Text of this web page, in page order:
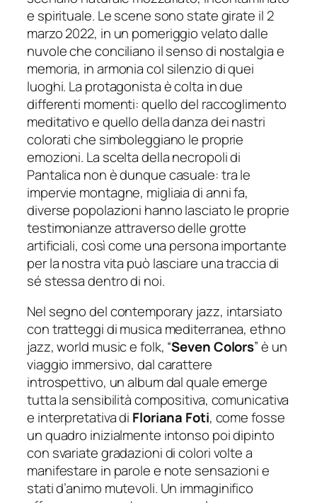
e spirituale. Le scene sono state girate il 2
marzo 2022, in un pomeriggio velato dalle
nuvole che conciliano il senso di nostalgia e
memoria, in armonia col silenzio di quei
luoghi. La protagonista è colta in due
differenti momenti: quello del raccoglimento
meditativo e quello della danza dei nastri
colorati che simboleggiano le proprie
emozioni. La scelta della necropoli di
Pantalica non è dunque casuale: tra le
impervie montagne, migliaia di anni fa,
diverse popolazioni hanno lasciato le proprie
testimonianze attraverso delle grotte
artificiali, così come una persona importante
per la nostra vita può lasciare una traccia di
sé stessa dentro di noi.
Nel segno del contemporary jazz, intarsiato
con tratteggi di musica mediterranea, ethno
jazz, world music e folk, “Seven Colors” è un
viaggio immersivo, dal carattere
introspettivo, un album dal quale emerge
tutta la sensibilità compositiva, comunicativa
e interpretativa di Floriana Foti, come fosse
un quadro inizialmente intonso poi dipinto
con svariate gradazioni di colori volte a
manifestare in parole e note sensazioni e
stati d’animo mutevoli. Un immaginifico